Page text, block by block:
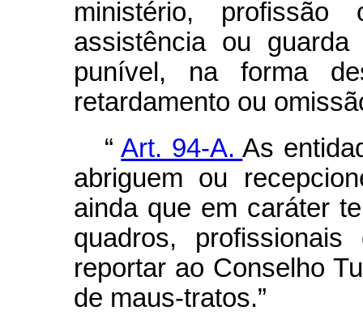
ministério,
assistência ou
punível, na forma
retardamento ou
“Art. 94-A.As
abriguem ou
ainda que em caráter
quadros,
reportar ao Conselho
de maus-tratos.”